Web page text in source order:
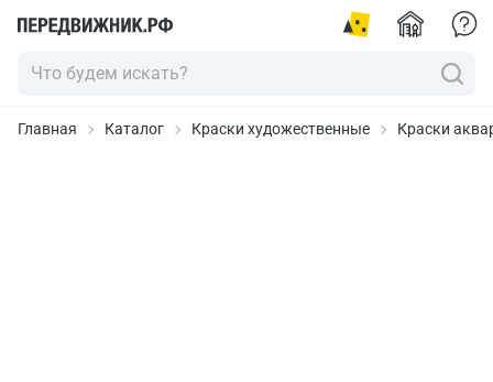
Главная Каталог Краски художественные Краски